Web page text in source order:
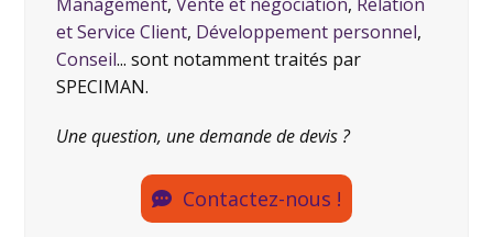
et Service Client, Développement personnel,
Conseil... sont notamment traités par
SPECIMAN.
Une question, une demande de devis ?
Contactez-nous !